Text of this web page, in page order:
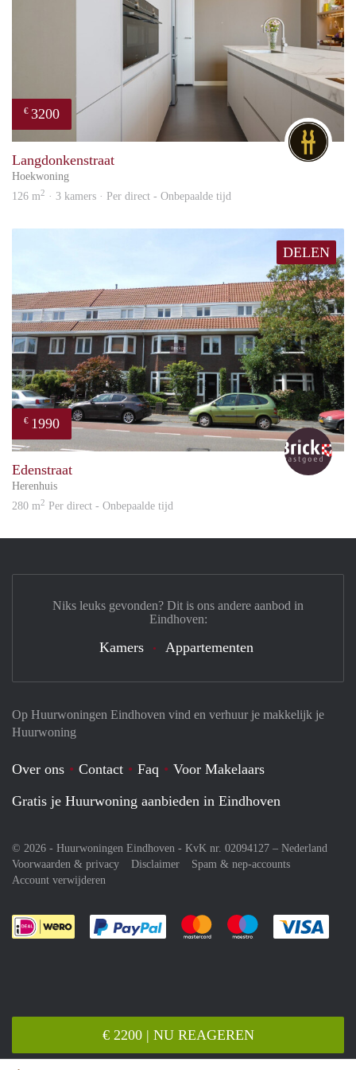
€ 2200 | NU REAGEREN
€ 3200
Langdonkenstraat
Hoekwoning
126 m2 · 3 kamers · Per direct - Onbepaalde tijd
DELEN
€ 1990
Brick
Edenstraat
Herenhuis
280 m2 Per direct - Onbepaalde tijd
Op Huurwoningen Eindhoven vind en verhuur je makkelijk je
Huurwoning
Over ons Contact Faq
Voor Makelaars
Gratis je Huurwoning aanbieden in Eindhoven
© 2026 - Huurwoningen Eindhoven - KvK nr. 02094127 – Nederland
Voorwaarden & privacy
Disclaimer
Spam & nep-accounts
Account verwijderen
Je rekent gemakkelijk af met Paypal
Je rekent gemakkelijk af met
Je rekent
Niks leuks gevonden? Dit is ons andere aanbod in
Eindhoven:
Kamers Appartementen